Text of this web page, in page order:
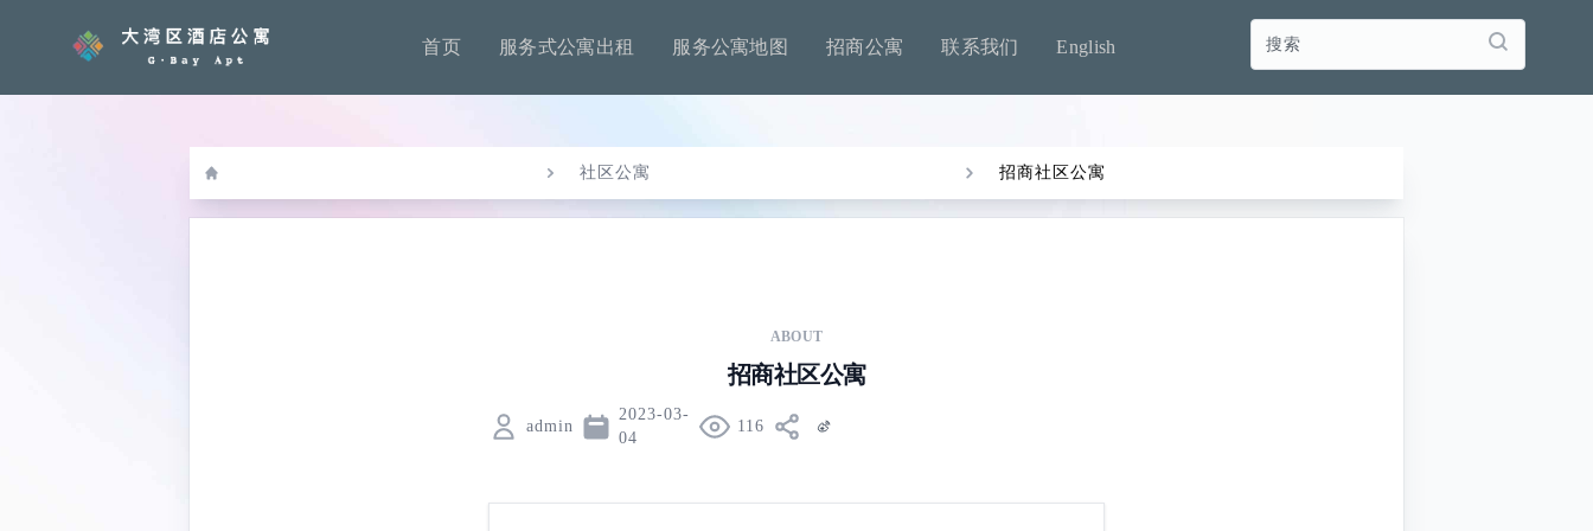
首页 服务式公寓出租 服务公寓地图 招商公寓 联系我们 English
社区公寓 招商社区公寓
ABOUT
招商社区公寓
admin
2023-03-
04
116